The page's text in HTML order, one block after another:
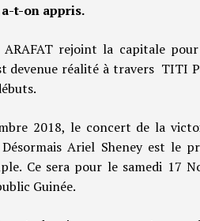
t-on appris.
rejoint la capitale
devenue réalité à travers TITI
2018, le concert de la
Ariel Sheney est le
Ce sera pour le samedi 17
Guinée.